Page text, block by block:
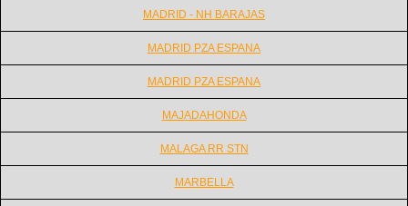
MADRID - NH BARAJAS
MADRID PZA ESPANA
MADRID PZA ESPANA
MAJADAHONDA
MALAGA RR STN
MARBELLA